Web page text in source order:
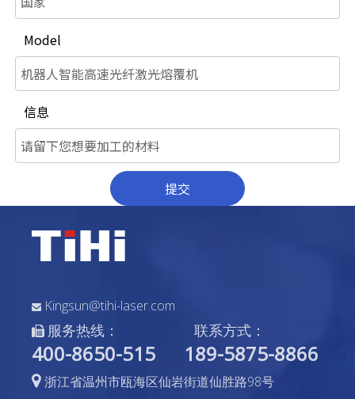
Model
信息
提交
 Kingsun@tihi-laser.com
 服务热线： 联系方式：
400-8650-515 189-5875-8866
 浙江省温州市瓯海区仙岩街道仙胜路98号